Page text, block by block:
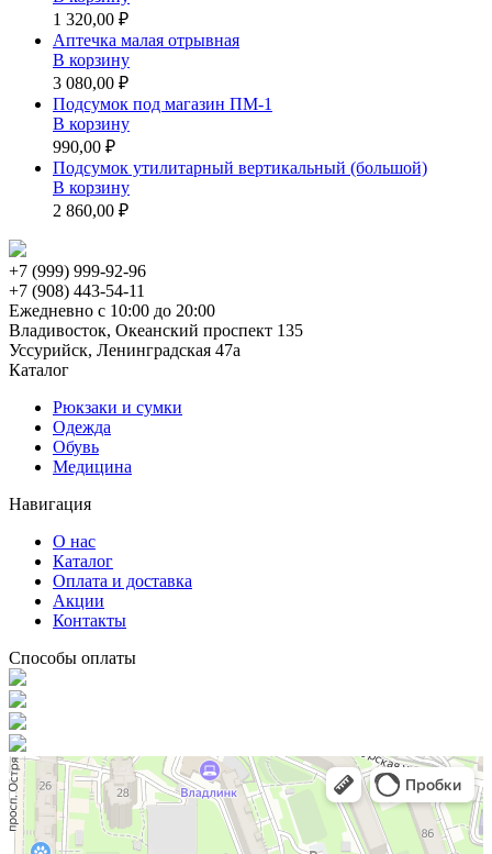
1 320,00 ₽
Аптечка малая отрывная
В корзину
3 080,00 ₽
Подсумок под магазин ПМ-1
В корзину
990,00 ₽
Подсумок утилитарный вертикальный (большой)
В корзину
2 860,00 ₽
+7 (999) 999-92-96
+7 (908) 443-54-11
Ежедневно с 10:00 до 20:00
Владивосток, Океанский проспект 135
Уссурийск, Ленинградская 47а
Каталог
Рюкзаки и сумки
Одежда
Обувь
Медицина
Навигация
О нас
Каталог
Оплата и доставка
Акции
Контакты
Способы оплаты